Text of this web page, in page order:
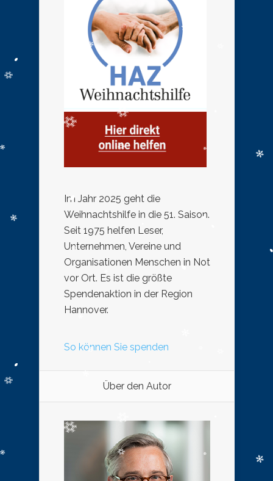
Im Jahr 2025 geht die
Weihnachtshilfe in die 51. Saison.
Seit 1975 helfen Leser,
Unternehmen, Vereine und
Organisationen Menschen in Not
vor Ort. Es ist die größte
Spendenaktion in der Region
Hannover.
So können Sie spenden
Über den Autor